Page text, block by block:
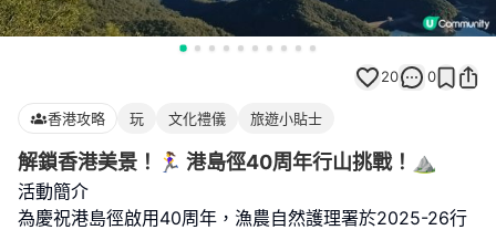
20 0
香港攻略 玩 文化禮儀 旅遊小貼士
解鎖香港美景！🏃‍♀ 港島徑40周年行山挑戰！⛰️
活動簡介
為慶祝港島徑啟用40周年，漁農自然護理署於2025-26行